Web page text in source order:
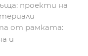
проекти на
от рамката:
и